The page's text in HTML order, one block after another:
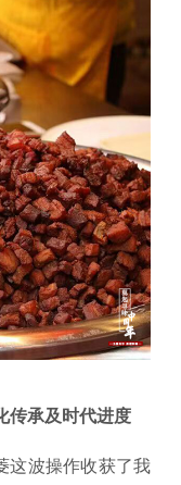
传承及时代进度
这波操作收获了我